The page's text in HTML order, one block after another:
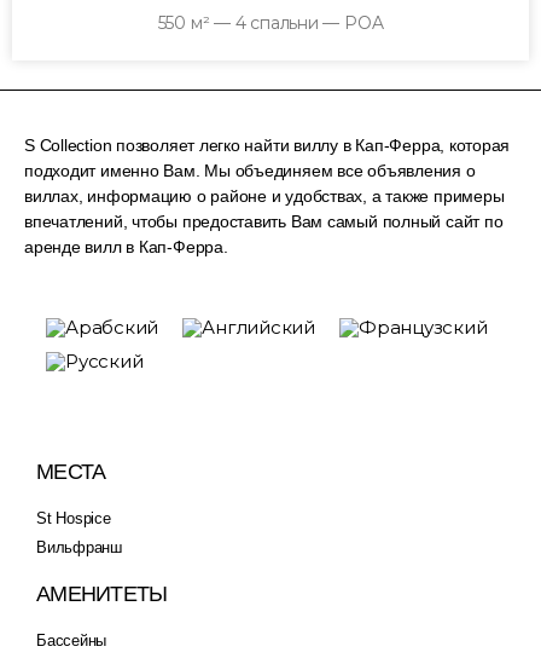
550 м² — 4 спальни — POA
S Collection позволяет легко найти виллу в Кап-Ферра, которая
подходит именно Вам. Мы объединяем все объявления о
виллах, информацию о районе и удобствах, а также примеры
впечатлений, чтобы предоставить Вам самый полный сайт по
аренде вилл в Кап-Ферра.
МЕСТА
St Hospice
Вильфранш
АМЕНИТЕТЫ
Бассейны